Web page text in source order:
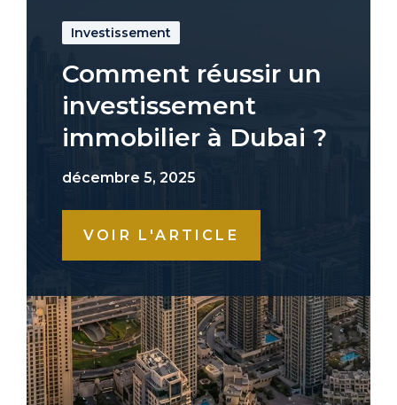
Investissement
Comment réussir un
investissement
immobilier à Dubai ?
décembre 5, 2025
VOIR L'ARTICLE